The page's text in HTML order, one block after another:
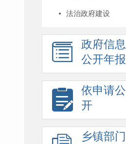
法治政府建设
政府信息
公开年报
依申请公
开
乡镇部门